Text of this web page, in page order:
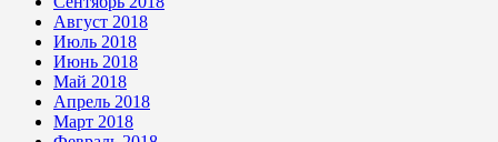
Август 2018
Июль 2018
Июнь 2018
Май 2018
Апрель 2018
Март 2018